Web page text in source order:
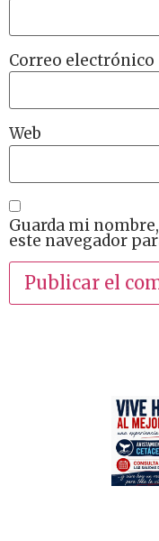
Correo electrónico
Web
Guarda mi
este navegador